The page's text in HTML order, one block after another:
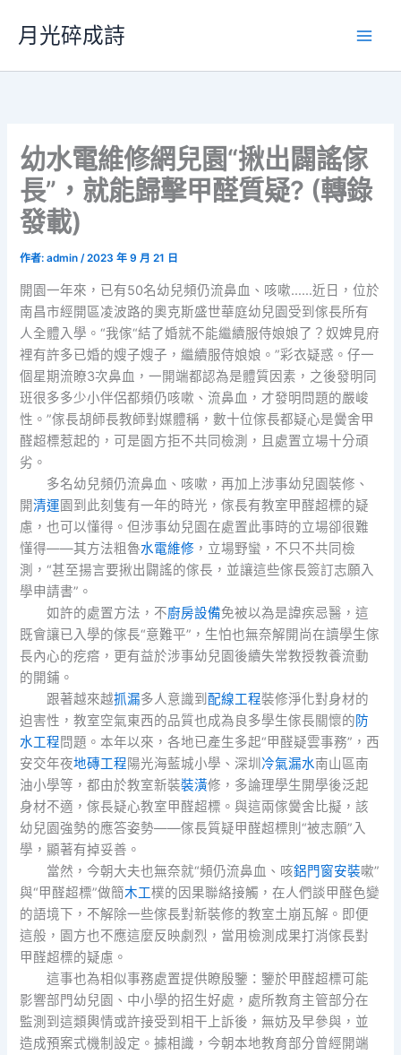
要
月光碎成詩
幼水電維修網兒園“揪出闢謠傢
長”，就能歸擊甲醛質疑? (轉錄
發載)
作者:admin/2023 年 9 月 21 日
開園一年來，已有50名幼兒頻仍流鼻血、咳嗽……近日，位於
南昌市經開區凌波路的奧克斯盛世華庭幼兒園受到傢長所有
人全體入學。“我傢“結了婚就不能繼續服侍娘娘了？奴婢見府
裡有許多已婚的嫂子嫂子，繼續服侍娘娘。”彩衣疑惑。仔一
個星期流瞭3次鼻血，一開端都認為是體質因素，之後發明同
班很多多少小伴侶都頻仍咳嗽、流鼻血，才發明問題的嚴峻
性。”傢長胡師長教師對媒體稱，數十位傢長都疑心是黌舍甲
醛超標惹起的，可是園方拒不共同檢測，且處置立場十分頑
劣。
多名幼兒頻仍流鼻血、咳嗽，再加上涉事幼兒園裝修、
開清運園到此刻隻有一年的時光，傢長有教室甲醛超標的疑
慮，也可以懂得。但涉事幼兒園在處置此事時的立場卻很難
懂得——其方法粗魯水電維修 ，立場野蠻，不只不共同檢
測，“甚至揚言要揪出闢謠的傢長，並讓這些傢長簽訂志願入
學申請書”。
如許的處置方法，不廚房設備免被以為是諱疾忌醫，這
既會讓已入學的傢長“意難平”，生怕也無奈解開尚在讀學生傢
長內心的疙瘩，更有益於涉事幼兒園後續失常教授教養流動
的開鋪。
跟著越來越抓漏多人意識到配線工程裝修淨化對身材的
迫害性，教室空氣東西的品質也成為良多學生傢長關懷的防
水工程問題。本年以來，各地已產生多起“甲醛疑雲事務”，西
安交年夜地磚工程陽光海藍城小學、深圳 冷氣漏水南山區南
油小學等，都由於教室新裝裝潢修，多論理學生開學後泛起
身材不適，傢長疑心教室甲醛超標。與這兩傢黌舍比擬，該
幼兒園強勢的應答姿勢——傢長質疑甲醛超標則“被志願”入
學，顯著有掉妥善。
當然，今朝大夫也無奈就“頻仍流鼻血、咳鋁門窗安裝嗽”
與“甲醛超標”做簡木工樸的因果聯絡接觸，在人們談甲醛色變
的語境下，不解除一些傢長對新裝修的教室土崩瓦解。即便
這般，園方也不應這麼反映劇烈，當用檢測成果打消傢長對
甲醛超標的疑慮。
這事也為相似事務處置提供瞭殷鑒：鑒於甲醛超標可能
影響部門幼兒園、中小學的招生好處，處所教育主管部分在
監測到這類輿情或許接受到相干上訴後，無妨及早參與，並
造成預案式機制設定。據相識，今朝本地教育部分曾經開端